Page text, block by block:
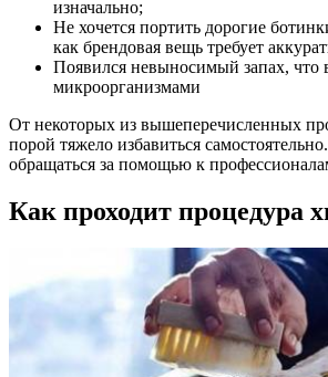
изначально;
Не хочется портить дорогие
как брендовая вещь требует
Появился невыносимый запах, что
микроорганизмами
От некоторых из вышеперечисленных
порой тяжело избавиться
обращаться за помощью к
Как проходит процедура